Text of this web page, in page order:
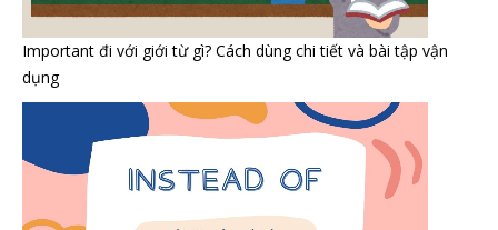
Important đi với giới từ gì? Cách dùng chi tiết và bài tập vận
dụng